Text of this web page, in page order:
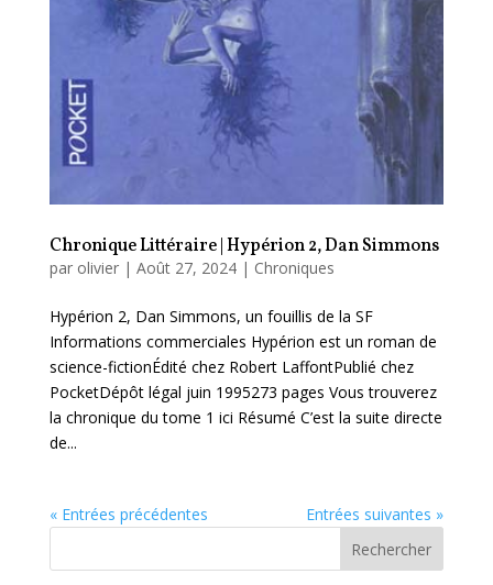
Chronique Littéraire | Hypérion 2, Dan Simmons
par olivier| Août 27, 2024| Chroniques
Hypérion 2, Dan Simmons, un fouillis de la SF
Informations commerciales Hypérion est un roman de
science-fictionÉdité chez Robert LaffontPublié chez
PocketDépôt légal juin 1995273 pages Vous trouverez
la chronique du tome 1 ici Résumé C’est la suite directe
de...
« Entrées précédentes
Entrées suivantes »
Rechercher